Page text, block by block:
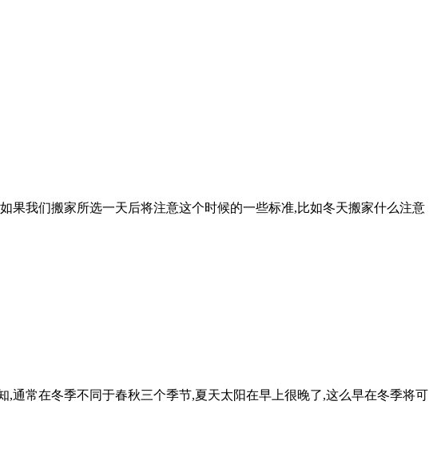
果我们搬家所选一天后将注意这个时候的一些标准,比如冬天搬家什么注意
常在冬季不同于春秋三个季节,夏天太阳在早上很晚了,这么早在冬季将可